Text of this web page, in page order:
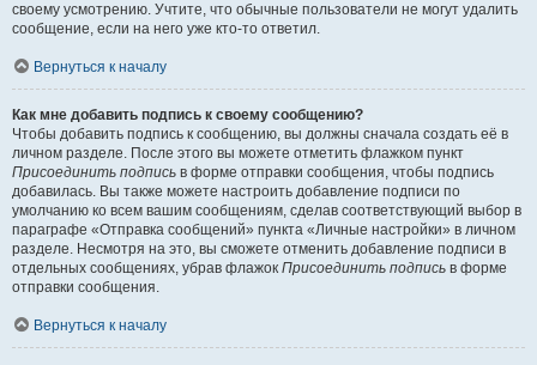
своему усмотрению. Учтите, что обычные пользователи не могут удалить
сообщение, если на него уже кто-то ответил.
Вернуться к началу
Как мне добавить подпись к своему сообщению?
Чтобы добавить подпись к сообщению, вы должны сначала создать её в
личном разделе. После этого вы можете отметить флажком пункт
Присоединить подпись в форме отправки сообщения, чтобы подпись
добавилась. Вы также можете настроить добавление подписи по
умолчанию ко всем вашим сообщениям, сделав соответствующий выбор в
параграфе «Отправка сообщений» пункта «Личные настройки» в личном
разделе. Несмотря на это, вы сможете отменить добавление подписи в
отдельных сообщениях, убрав флажок Присоединить подпись в форме
отправки сообщения.
Вернуться к началу